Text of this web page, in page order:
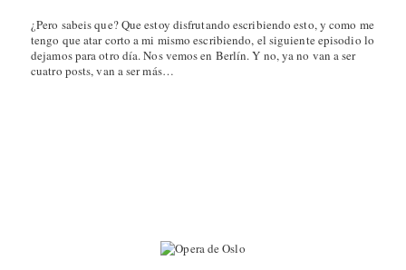
¿Pero sabeis que? Que estoy disfrutando escribiendo esto, y como me
tengo que atar corto a mi mismo escribiendo, el siguiente episodio lo
dejamos para otro día. Nos vemos en Berlín. Y no, ya no van a ser
cuatro posts, van a ser más…